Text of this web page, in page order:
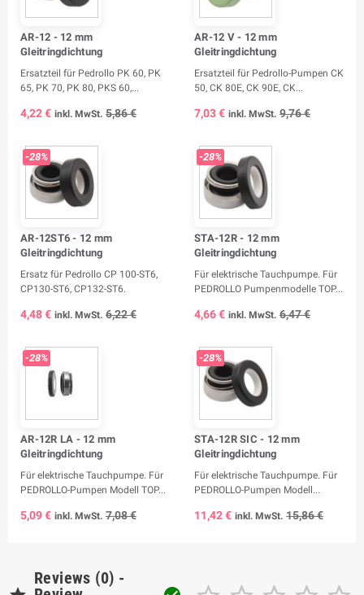
AR-12 - 12 mm
Gleitringdichtung
Ersatzteil für Pedrollo PK 60, PK
65, PK 70, PK 80, PKS 60,...
4,22 € inkl. MwSt. 5,86 €
AR-12 V - 12 mm
Gleitringdichtung
Ersatzteil für Pedrollo-Pumpen CK
50, CK 80E, CK 90E, CK...
7,03 € inkl. MwSt. 9,76 €
-28%
AR-12ST6 - 12 mm
Gleitringdichtung
Ersatz für Pedrollo CP 100-ST6,
CP130-ST6, CP132-ST6.
4,48 € inkl. MwSt. 6,22 €
-28%
STA-12R - 12 mm
Gleitringdichtung
Für elektrische Tauchpumpe. Für
PEDROLLO Pumpenmodelle TOP...
4,66 € inkl. MwSt. 6,47 €
-28%
AR-12R LA - 12 mm
Gleitringdichtung
Für elektrische Tauchpumpe. Für
PEDROLLO-Pumpen Modell TOP...
5,09 € inkl. MwSt. 7,08 €
-28%
STA-12R SIC - 12 mm
Gleitringdichtung
Für elektrische Tauchpumpe. Für
PEDROLLO-Pumpen Modell...
11,42 € inkl. MwSt. 15,86 €
Reviews (0) -